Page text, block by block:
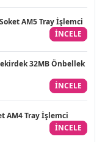
AM5 Tray İşlemci
INCELE
32MB Önbellek
INCELE
AM4 Tray İşlemci
INCELE